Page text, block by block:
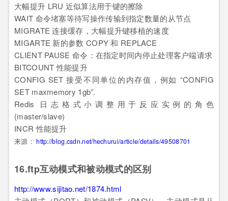
大幅提升 LRU 近似算法用于键的擦除
WAIT 命令堵塞等待写操作传输到指定数量的从节点
MIGRATE 连接缓存，大幅提升键移植的速度
MIGARTE 新的参数 COPY 和 REPLACE
CLIENT PAUSE 命令：在指定时间内停止处理客户端请求
BITCOUNT 性能提升
CONFIG SET 接受不同单位的内存值，例如 “CONFIG
SET maxmemory 1gb”.
Redis 日志格式小调整用于反应实例的角色
(master/slave)
INCR 性能提升
来源：http://blog.csdn.net/hechurui/article/details/49508701
16.ftp互动模式和被动模式的区别
http://www.sijitao.net/1874.html